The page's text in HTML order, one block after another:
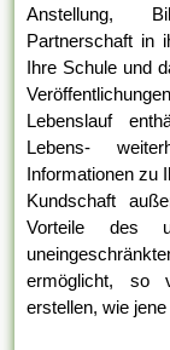
Anstellung,
Partnerschaft in
Ihre Schule und
Lebenslauf
Lebens-
Informationen zu
Kundschaft
Vorteile des
ermöglicht, so
erstellen, wie